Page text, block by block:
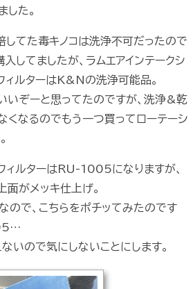
した。
してた毒キノコは洗浄不可だったので
してましたが、ラムエアインテークシ
ィルターはK&Nの洗浄可能品。
いぞーと思ってたのですが、洗浄&乾
くなるのでもう一つ買ってローテーシ
ルターはRU-1005になりますが、
がメッキ仕上げ。
ので、こちらをポチッてみたのです
いので気にしないことにします。